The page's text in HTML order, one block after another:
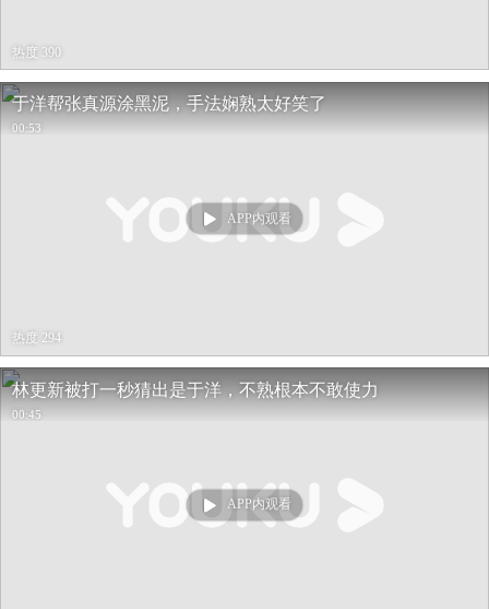
热度 390
于洋帮张真源涂黑泥，手法娴熟太好笑了
00:53
APP内观看
热度 294
林更新被打一秒猜出是于洋，不熟根本不敢使力
00:45
APP内观看